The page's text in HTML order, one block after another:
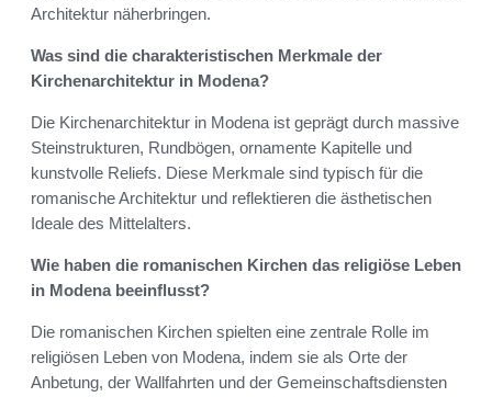
Architektur näherbringen.
Was sind die charakteristischen Merkmale der
Kirchenarchitektur in Modena?
Die Kirchenarchitektur in Modena ist geprägt durch massive
Steinstrukturen, Rundbögen, ornamente Kapitelle und
kunstvolle Reliefs. Diese Merkmale sind typisch für die
romanische Architektur und reflektieren die ästhetischen
Ideale des Mittelalters.
Wie haben die romanischen Kirchen das religiöse Leben
in Modena beeinflusst?
Die romanischen Kirchen spielten eine zentrale Rolle im
religiösen Leben von Modena, indem sie als Orte der
Anbetung, der Wallfahrten und der Gemeinschaftsdiensten